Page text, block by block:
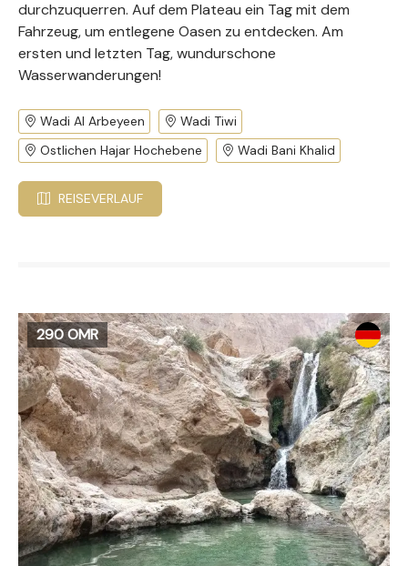
durchzuquerren. Auf dem Plateau ein Tag mit dem
Fahrzeug, um entlegene Oasen zu entdecken. Am
ersten und letzten Tag, wundurschone
Wasserwanderungen!
Wadi Al Arbeyeen
Wadi Tiwi
Ostlichen Hajar Hochebene
Wadi Bani Khalid
REISEVERLAUF
290 OMR